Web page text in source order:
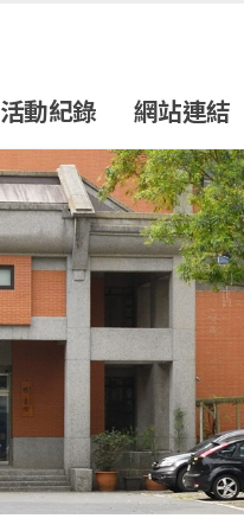
活動紀錄 網站連結